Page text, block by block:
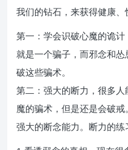
我们的钻石，来获得健康、
第一：学会识破心魔的诡
就是一个骗子，而邪念和
破这些骗术。
第二：强大的断力，很多
魔的骗术，但是还是会破
强大的断念能力。断力的练